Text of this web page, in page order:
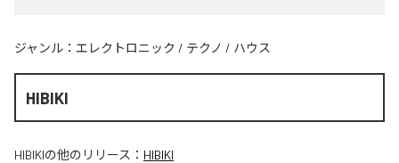
ジャンル： エレクトロニック / テクノ / ハウス
HIBIKI
HIBIKIの他のリリース： HIBIKI